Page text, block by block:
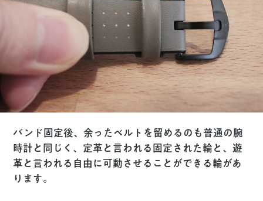
バンド固定後、余ったベルトを留めるのも普通の腕
時計と同じく、定革と言われる固定された輪と、遊
革と言われる自由に可動させることができる輪があ
ります。